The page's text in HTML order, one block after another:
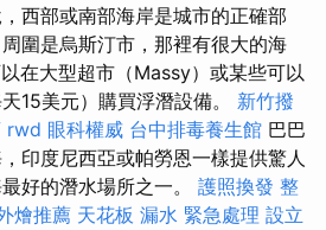
西部或南部海岸是城市的正確部
圍是烏斯汀市，那裡有很大的海
在大型超市（Massy）或某些可以
15美元）購買浮潛設備。 新竹撥
rwd 眼科權威 台中排毒養生館 巴巴
印度尼西亞或帕勞恩一樣提供驚人
好的潛水場所之一。 護照換發 整
燴推薦 天花板 漏水 緊急處理 設立